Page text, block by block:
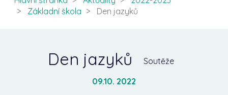
Základní škola
Den jazyků
Den jazyků
Soutěže
09.10. 2022